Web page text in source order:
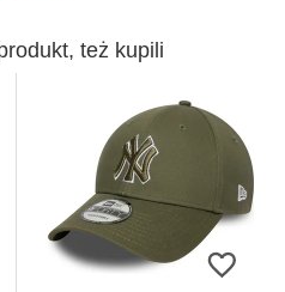
też kupili